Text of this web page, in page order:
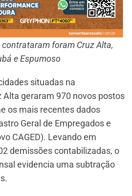
contrataram foram Cruz Alta,
e Espumoso
situadas na
Alta geraram 970 novos postos
os mais recentes dados
Geral de Empregados e
CAGED). Levando em
demissões contabilizadas, o
evidencia uma subtração